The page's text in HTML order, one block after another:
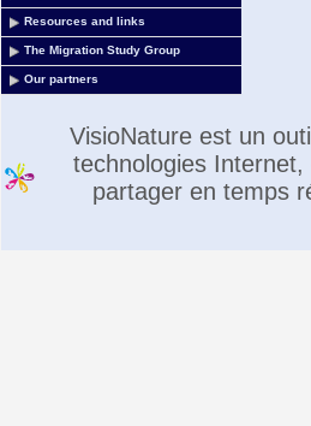
Resources and links
The Migration Study Group
Our partners
VisioNature est un
technologies
partager en temps